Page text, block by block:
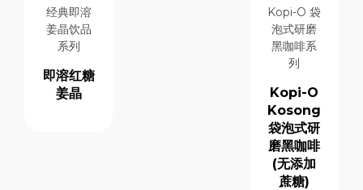
经典即溶
姜晶饮品
系列
即溶红糖
姜晶
Kopi-O 袋
泡式研磨
黑咖啡系
列
Kopi-O
Kosong
袋泡式研
磨黑咖啡
(无添加
蔗糖)